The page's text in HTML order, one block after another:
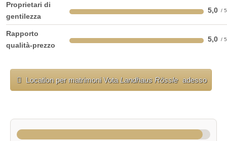
Camere per gli ospiti
Capienza: da 15 a 70 persone
Servizi igienici: Sì
Accessibile ai disabili: Sì
Proprietari di
gentilezza
5,0
Rapporto
qualità-prezzo
5,0
Location per matrimoni VotaLandhaus Rössle adesso